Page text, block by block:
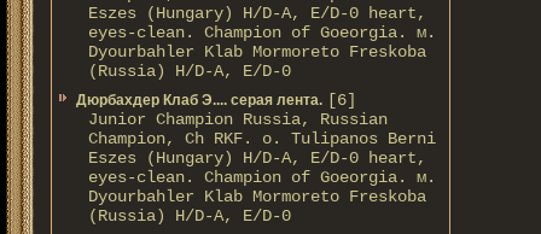
Eszes (Hungary) H/D-A, E/D-0 heart,
eyes-clean. Champion of Gоeorgia. м.
Dyourbahler Klab Mormoreto Freskoba
(Russia) H/D-А, E/D-0
Дюрбахдер Клаб Э.... серая лента. [6]
Junior Champion Russia, Russian
Champion, Ch RKF. о. Tulipanos Berni
Eszes (Hungary) H/D-A, E/D-0 heart,
eyes-clean. Champion of Gоeorgia. м.
Dyourbahler Klab Mormoreto Freskoba
(Russia) H/D-А, E/D-0